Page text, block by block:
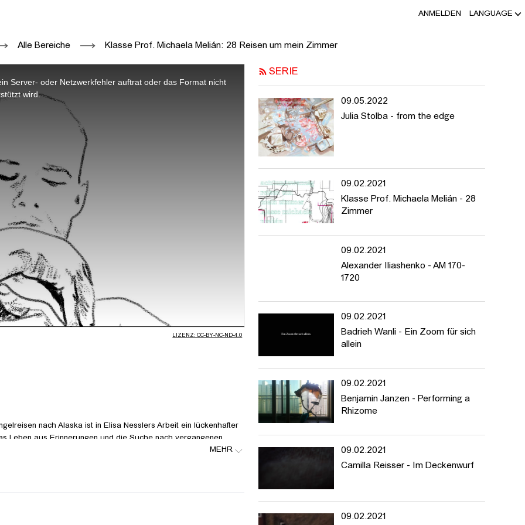
ANMELDEN LANGUAGE
- HFBK HAMBURG - HFBK
Alle Bereiche Klasse Prof. Michaela Melián: 28 Reisen um mein Zimmer
Server- oder Netzwerkfehler auftrat oder das Format nicht
wird.
LIZENZ: CC-BY-NC-ND-4.0
nach Alaska ist in Elisa Nesslers Arbeit ein lückenhafter
Leben aus Erinnerungen und die Suche nach vergangenen
Alter und Isolation vermischen sich unerfüllte Träume und
Kreisens und von Projektionen. Jenseits der intim-
MEHR
SERIE
09.05.2022
Julia Stolba - from the edge
09.02.2021
Klasse Prof. Michaela Melián - 28
Zimmer
09.02.2021
Alexander Iliashenko - AM 170-
1720
09.02.2021
Badrieh Wanli - Ein Zoom für sich
allein
09.02.2021
Benjamin Janzen - Performing a
Rhizome
09.02.2021
Camilla Reisser - Im Deckenwurf
09.02.2021